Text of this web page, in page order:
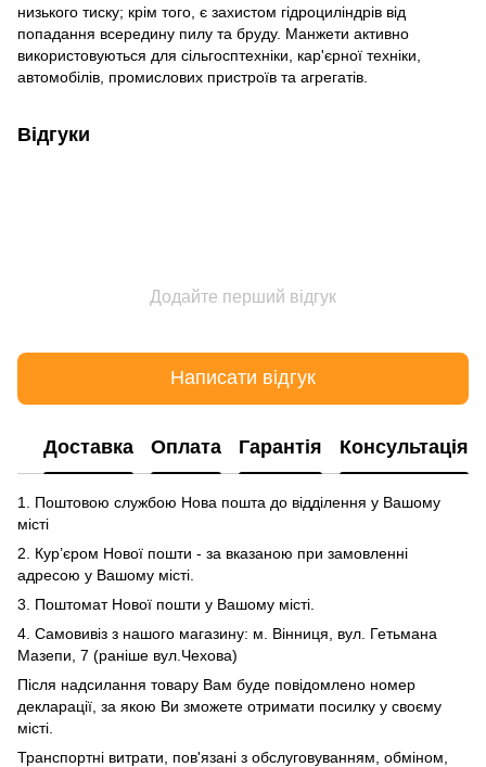
низького тиску; крім того, є захистом гідроциліндрів від
попадання всередину пилу та бруду. Манжети активно
використовуються для сільгосптехніки, кар'єрної техніки,
автомобілів, промислових пристроїв та агрегатів.
Відгуки
Додайте перший відгук
Написати відгук
Доставка Оплата Гарантія Консультація
1. Поштовою службою Нова пошта до відділення у Вашому
місті
2. Кур’єром Нової пошти - за вказаною при замовленні
адресою у Вашому місті.
3. Поштомат Нової пошти у Вашому місті.
4. Самовивіз з нашого магазину: м. Вінниця, вул. Гетьмана
Мазепи, 7 (раніше вул.Чехова)
Після надсилання товару Вам буде повідомлено номер
декларації, за якою Ви зможете отримати посилку у своєму
місті.
Транспортні витрати, пов'язані з обслуговуванням, обміном,